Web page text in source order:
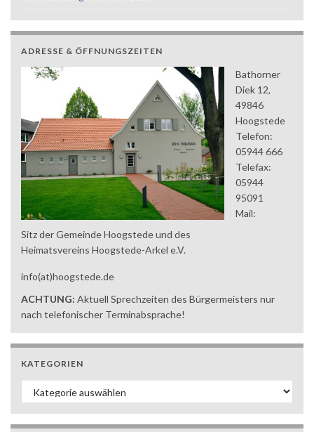
ADRESSE & ÖFFNUNGSZEITEN
Sitz der Gemeinde Hoogstede und des
Heimatsvereins Hoogstede-Arkel e.V.
Bathorner
Diek 12,
49846
Hoogstede
Telefon:
05944 666
Telefax:
05944
95091
Mail:
info(at)hoogstede.de
ACHTUNG: Aktuell Sprechzeiten des Bürgermeisters nur
nach telefonischer Terminabsprache!
KATEGORIEN
Kategorien